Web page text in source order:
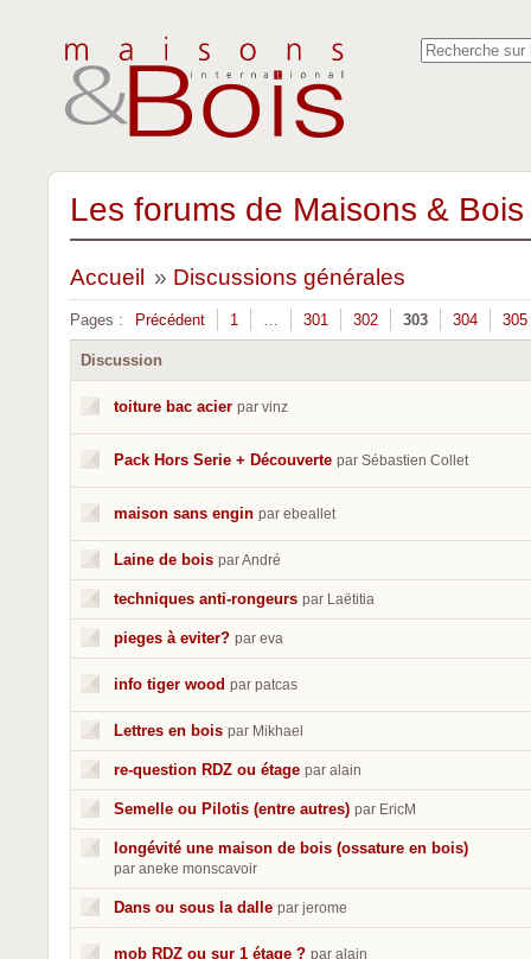
Les forums de Maisons &
Accueil » Discussions générales
Pages : Précédent 1 … 301 302 303 304 305
Discussion
toiture bac acier par vinz
Pack Hors Serie + Découverte par Sébastien Collet
maison sans engin par ebeallet
Laine de bois par André
techniques anti-rongeurs par Laëtitia
pieges à eviter? par eva
info tiger wood par patcas
Lettres en bois par Mikhael
re-question RDZ ou étage par alain
Semelle ou Pilotis (entre autres) par EricM
longévité une maison de bois (ossature en bois)
par aneke monscavoir
Dans ou sous la dalle par jerome
mob RDZ ou sur 1 étage ? par alain